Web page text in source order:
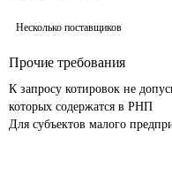
Несколько поставщиков
Прочие требования
К запросу котировок не
которых содержатся в РНП
Для субъектов малого